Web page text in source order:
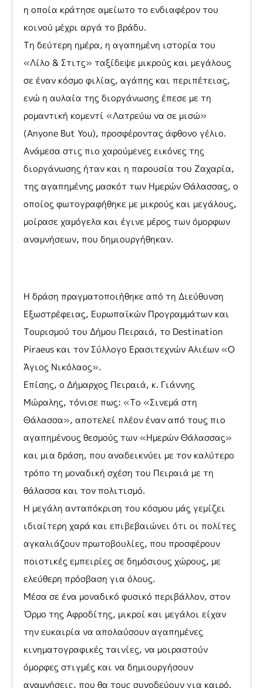
η οποία κράτησε αμείωτο το ενδιαφέρον του
κοινού μέχρι αργά το βράδυ.
Τη δεύτερη ημέρα, η αγαπημένη ιστορία του
«Λίλο & Στιτς» ταξίδεψε μικρούς και μεγάλους
σε έναν κόσμο φιλίας, αγάπης και περιπέτειας,
ενώ η αυλαία της διοργάνωσης έπεσε με τη
ρομαντική κομεντί «Λατρεύω να σε μισώ»
(Anyone But You), προσφέροντας άφθονο γέλιο.
Ανάμεσα στις πιο χαρούμενες εικόνες της
διοργάνωσης ήταν και η παρουσία του Ζαχαρία,
της αγαπημένης μασκότ των Ημερών Θάλασσας, ο
οποίος φωτογραφήθηκε με μικρούς και μεγάλους,
μοίρασε χαμόγελα και έγινε μέρος των όμορφων
αναμνήσεων, που δημιουργήθηκαν.
Η δράση πραγματοποιήθηκε από τη Διεύθυνση
Εξωστρέφειας, Ευρωπαϊκών Προγραμμάτων και
Τουρισμού του Δήμου Πειραιά, το Destination
Piraeus και τον Σύλλογο Ερασιτεχνών Αλιέων «Ο
Άγιος Νικόλαος».
Επίσης, ο Δήμαρχος Πειραιά, κ. Γιάννης
Μώραλης, τόνισε πως: «Το «Σινεμά στη
Θάλασσα», αποτελεί πλέον έναν από τους πιο
αγαπημένους θεσμούς των «Ημερών Θάλασσας»
και μια δράση, που αναδεικνύει με τον καλύτερο
τρόπο τη μοναδική σχέση του Πειραιά με τη
θάλασσα και τον πολιτισμό.
Η μεγάλη ανταπόκριση του κόσμου μάς γεμίζει
ιδιαίτερη χαρά και επιβεβαιώνει ότι οι πολίτες
αγκαλιάζουν πρωτοβουλίες, που προσφέρουν
ποιοτικές εμπειρίες σε δημόσιους χώρους, με
ελεύθερη πρόσβαση για όλους.
Μέσα σε ένα μοναδικό φυσικό περιβάλλον, στον
Όρμο της Αφροδίτης, μικροί και μεγάλοι είχαν
την ευκαιρία να απολαύσουν αγαπημένες
κινηματογραφικές ταινίες, να μοιραστούν
όμορφες στιγμές και να δημιουργήσουν
αναμνήσεις, που θα τους συνοδεύουν για καιρό.